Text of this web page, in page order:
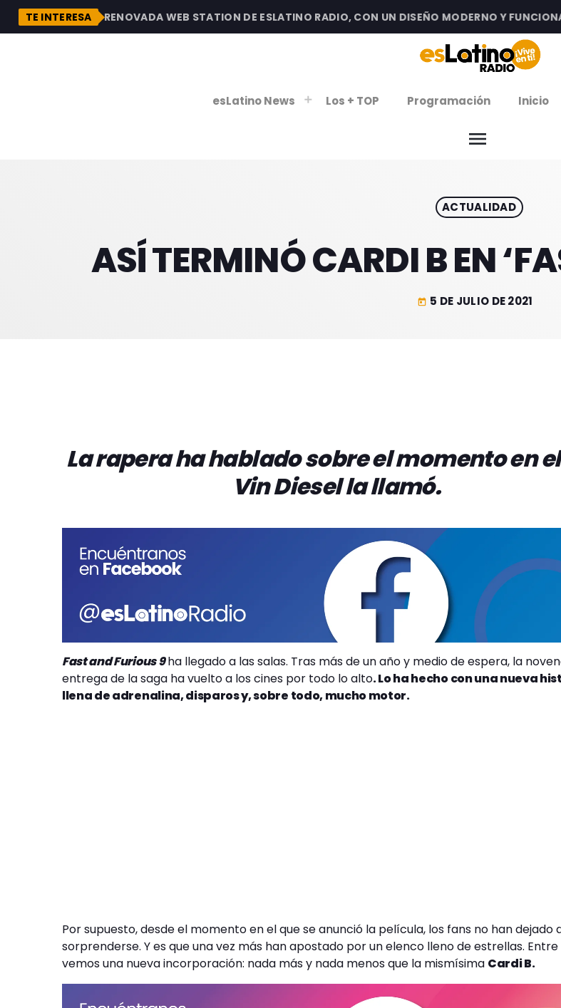
TE INTERESA
DESCUBRE LA RENOVADA WEB STATION DE ESLATINO RADIO, CON UN DISEÑO MODERNO Y
esLatino News Los + TOP Programación Inicio
menu
ACTUALIDAD
ASÍ TERMINÓ CARDI B EN
today 5 DE JULIO DE 2021
La rapera ha hablado sobre el momento en
Vin Diesel la llamó.
Fast and Furious 9ha llegado a las salas. Tras más de un año y medio de espera, la
entrega de la saga ha vuelto a los cines por todo lo alto. Lo ha hecho con una nueva
llena de adrenalina, disparos y, sobre todo, mucho motor.
Por supuesto, desde el momento en el que se anunció la película, los fans no han dejado
sorprenderse. Y es que una vez más han apostado por un elenco lleno de estrellas. Entre
vemos una nueva incorporación: nada más y nada menos que la mismísima Cardi B.